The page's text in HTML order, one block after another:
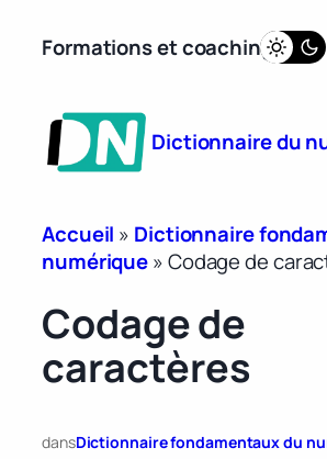
Formations et coaching
Dictionnaire du
Accueil » Dictionnaire
numérique»Codage de
Codage de
caractères
dansDictionnaire fondamentaux du